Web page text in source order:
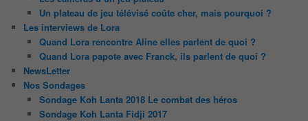
Un plateau de jeu télévisé coûte cher, mais pourquoi ?
Les interviews de Lora
Quand Lora rencontre Aline elles parlent de quoi ?
Quand Lora papote avec Franck, ils parlent de quoi ?
NewsLetter
Nos Sondages
Sondage Koh Lanta 2018 Le combat des héros
Sondage Koh Lanta Fidji 2017